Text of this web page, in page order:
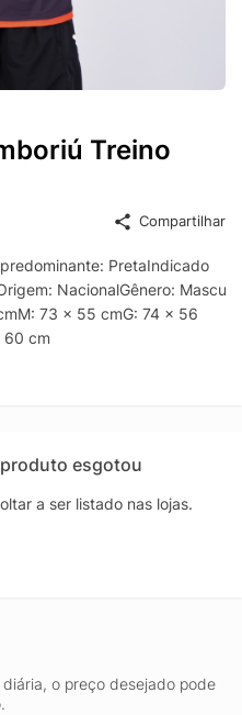
Treino
Compartilhar
PretaIndicado
NacionalGênero:
73 x 55 cmG: 74 x 56
60 cm
esgotou
a ser listado nas lojas.
o preço desejado pode